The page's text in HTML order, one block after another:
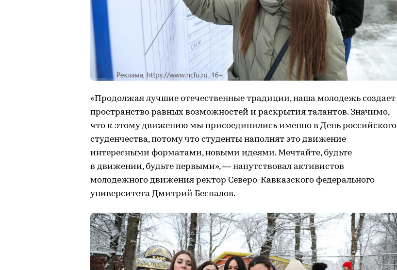
«Продолжая лучшие отечественные традиции, наша молодежь создает
пространство равных возможностей и раскрытия талантов. Значимо,
что к этому движению мы присоединились именно в День российского
студенчества, потому что студенты наполнят это движение
интересными форматами, новыми идеями. Мечтайте, будьте
в движении, будьте первыми», — напутствовал активистов
молодежного движения ректор Северо-Кавказского федерального
университета Дмитрий Беспалов.